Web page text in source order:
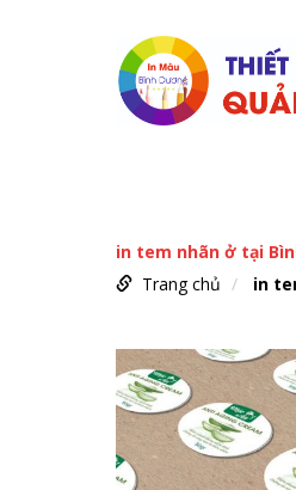
in tem nhãn ở tại
Trang chủ
in